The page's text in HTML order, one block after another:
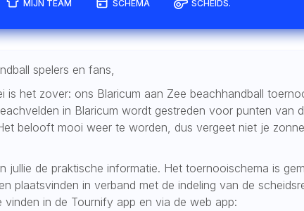
MIJN TEAM SCHEMA SCHEIDS.
spelers en fans,
is het zover: ons Blaricum aan Zee beachhandball
in Blaricum wordt gestreden voor punten van
belooft mooi weer te worden, dus vergeet niet je
jullie de praktische informatie. Het toernooischema is
plaatsvinden in verband met de indeling van de
vinden in de Tournify app en via de web app: